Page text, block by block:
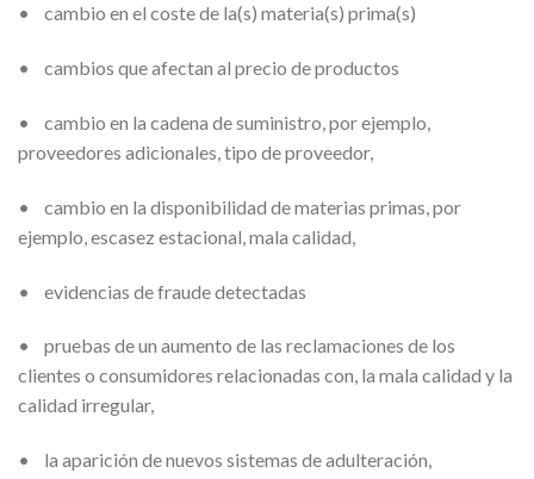
• cambio en el coste de la(s) materia(s) prima(s)
• cambios que afectan al precio de productos
• cambio en la cadena de suministro, por ejemplo,
proveedores adicionales, tipo de proveedor,
• cambio en la disponibilidad de materias primas, por
ejemplo, escasez estacional, mala calidad,
• evidencias de fraude detectadas
• pruebas de un aumento de las reclamaciones de los
clientes o consumidores relacionadas con, la mala calidad y la
calidad irregular,
• la aparición de nuevos sistemas de adulteración,